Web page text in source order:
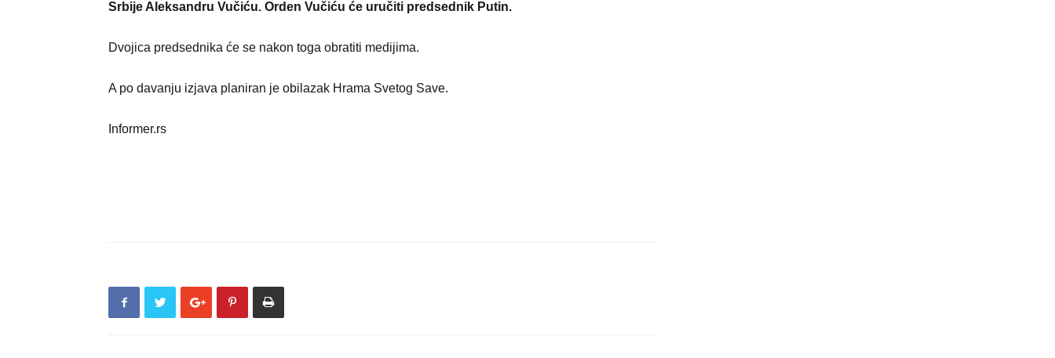
Srbije Aleksandru Vučiću. Orden Vučiću će uručiti predsednik Putin.
Dvojica predsednika će se nakon toga obratiti medijima.
A po davanju izjava planiran je obilazak Hrama Svetog Save.
Informer.rs